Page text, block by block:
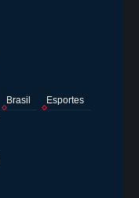
Brasil
Esportes